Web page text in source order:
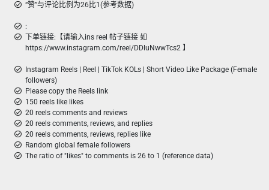
“赞”与评论比例为26比1(参考数据)
:
下单链接:【请输入ins reel 帖子链接 如
https://www.instagram.com/reel/DDluNwwTcs2 】
Instagram Reels | Reel | TikTok KOLs | Short Video Like Package (Female
followers)
Please copy the Reels link
150 reels like likes
20 reels comments and reviews
20 reels comments, reviews, and replies
20 reels comments, reviews, replies like
Random global female followers
The ratio of "likes" to comments is 26 to 1 (reference data)